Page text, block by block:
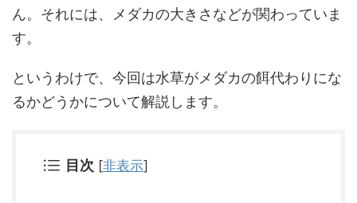
ん。それには、メダカの大きさなどが関わっていま
す。
というわけで、今回は水草がメダカの餌代わりにな
るかどうかについて解説します。
目次 [非表示]